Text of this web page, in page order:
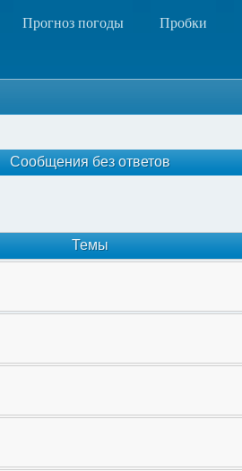
Прогноз погоды Пробки
Сообщения без ответов
Темы